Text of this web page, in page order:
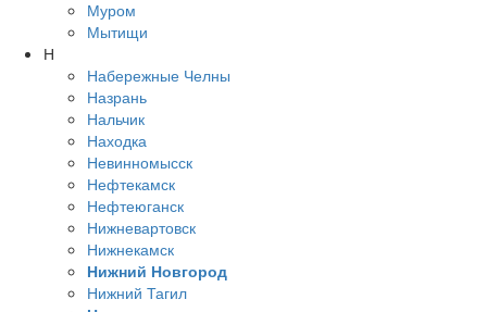
Муром
Мытищи
Н
Набережные Челны
Назрань
Нальчик
Находка
Невинномысск
Нефтекамск
Нефтеюганск
Нижневартовск
Нижнекамск
Нижний Новгород
Нижний Тагил